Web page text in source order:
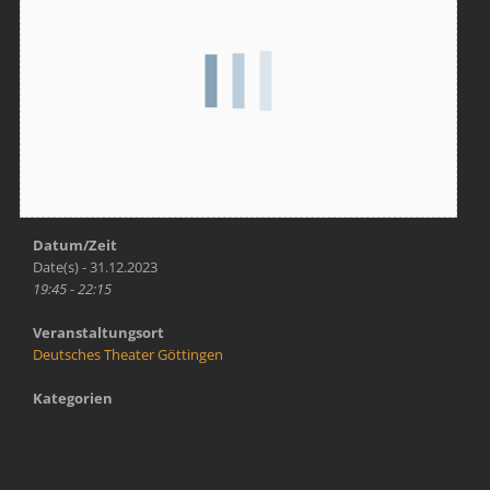
Datum/Zeit
Date(s) - 31.12.2023
19:45 - 22:15
Veranstaltungsort
Deutsches Theater Göttingen
Kategorien